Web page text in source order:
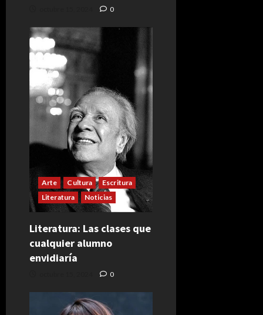
0
Arte Cultura
Escritura
Literatura
Noticias
Literatura: Las clases que
cualquier alumno
envidiaría
0